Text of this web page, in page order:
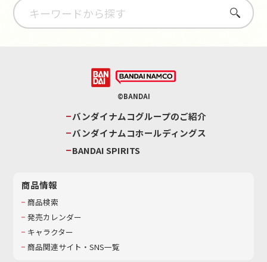
さがす
©BANDAI
バンダイナムコグループのご紹介
バンダイナムコホールディングス
BANDAI SPIRITS
商品情報
商品検索
発売カレンダー
キャラクター
商品関連サイト・SNS一覧